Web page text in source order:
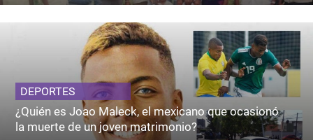
DEPORTES
¿Quién es Joao Maleck, el mexicano que ocasionó
la muerte de un joven matrimonio?